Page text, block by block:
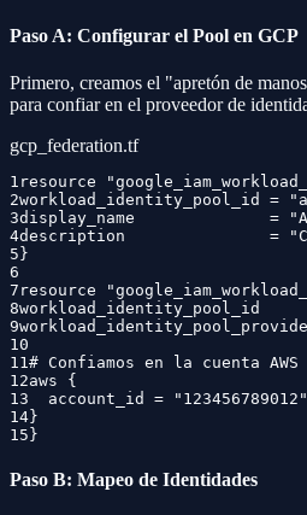
Paso A: Configurar el Pool en GCP
Primero, creamos el "apretón de
para confiar en el proveedor de
gcp_federation.tf
1 resource
2workload_identity_pool_id =
3display_name              =
4description               =
5 }
6
7 resource
8workload_identity_pool_id
9
10
11# Confiamos en la cuenta
12aws {
13
  account_id = "123456789012"
14}
15 }
Paso B: Mapeo de Identidades